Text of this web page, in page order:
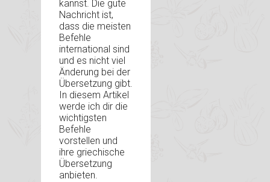
kannst. Die gute
Nachricht ist,
dass die meisten
Befehle
international sind
und es nicht viel
Änderung bei der
Übersetzung gibt.
In diesem Artikel
werde ich dir die
wichtigsten
Befehle
vorstellen und
ihre griechische
Übersetzung
anbieten.